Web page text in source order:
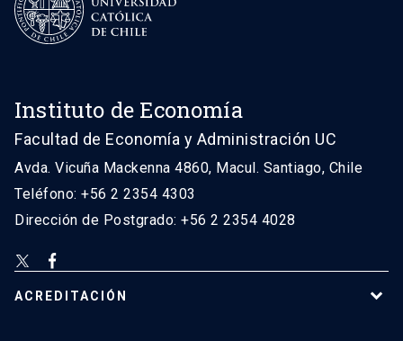
Instituto de Economía
Facultad de Economía y Administración UC
Avda. Vicuña Mackenna 4860, Macul. Santiago, Chile
Teléfono: +56 2 2354 4303
Dirección de Postgrado: +56 2 2354 4028
ACREDITACIÓN